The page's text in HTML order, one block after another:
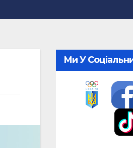
Ми У